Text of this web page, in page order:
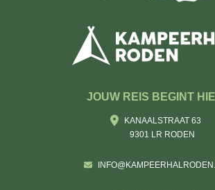
JOUW REIS BEGINT
KANAALSTRAAT 63
9301 LR RODEN